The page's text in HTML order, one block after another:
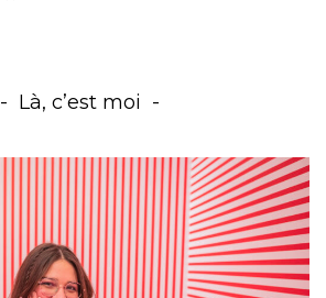
Là, c’est moi